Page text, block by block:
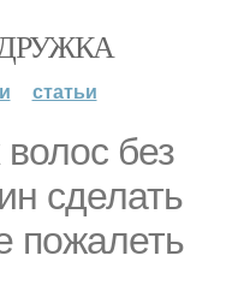
статьи
без
сделать
пожалеть